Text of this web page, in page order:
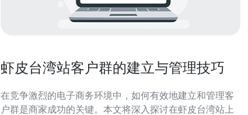
虾皮台湾站客户群的建立与管理技巧
在竞争激烈的电子商务环境中，如何有效地建立和管理客
户群是商家成功的关键。本文将深入探讨在虾皮台湾站上